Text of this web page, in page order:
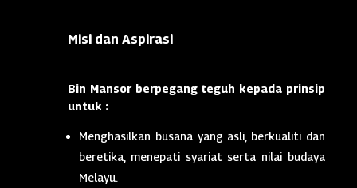
Misi dan Aspirasi
Bin Mansor berpegang teguh kepada prinsip
untuk :
Menghasilkan busana yang asli, berkualiti dan
beretika, menepati syariat serta nilai budaya
Melayu.